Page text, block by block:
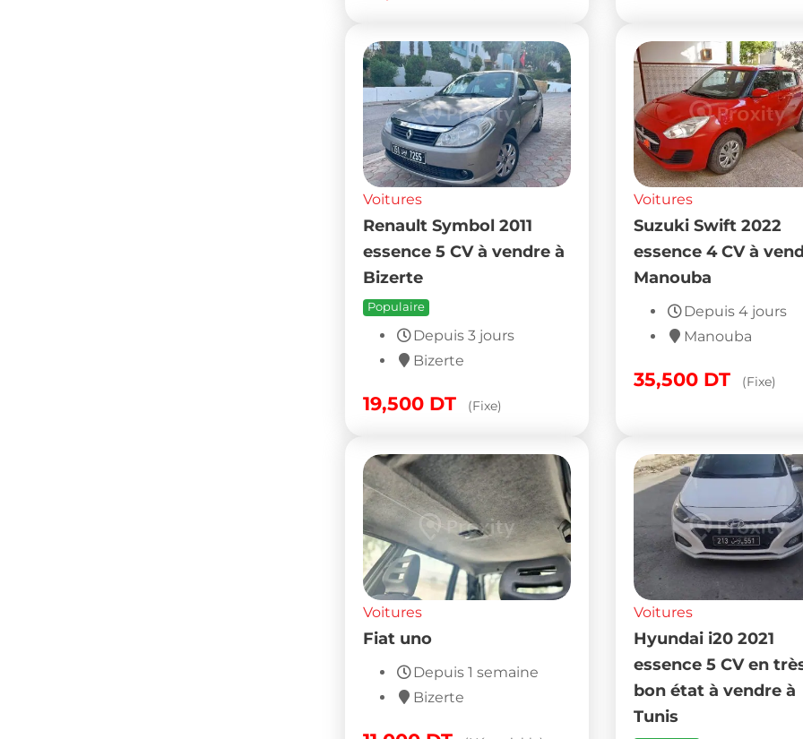
Voitures
Renault Symbol 2011
essence 5 CV à vendre à
Bizerte
Populaire
Depuis 3 jours
Bizerte
19,500 DT (Fixe)
Voitures
Suzuki Swift 2022
essence 4 CV à
Manouba
Depuis 4 jours
Manouba
35,500 DT (Fixe)
Voitures
Fiat uno
Depuis 1 semaine
Bizerte
Voitures
Hyundai i20 2021
essence 5 CV en
bon état à vendre à
Tunis